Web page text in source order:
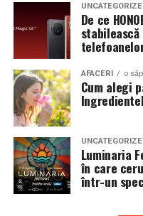
indiferent de vreme sau
De ce conteaza tipul de
Cluj
Clujul este un oras in
iar drumurile din
cat si trasee montane
de show trebuie sa
fara probleme,
Din acest motiv, tipul de
De ce
AFACERI o
Cum alegi
Luminaria
în care
într-un